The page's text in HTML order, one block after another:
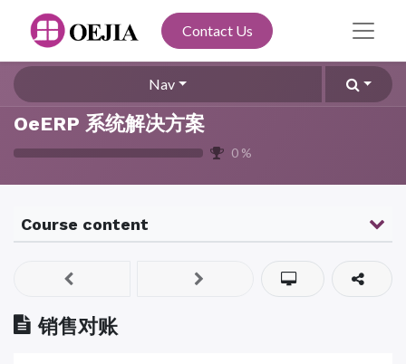
Contact Us
Nav
OeERP 系统解决方案
0 %
Course content
销售对账